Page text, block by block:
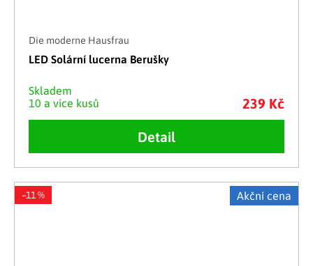
Die moderne Hausfrau
LED Solární lucerna Berušky
Skladem
10 a více kusů
239 Kč
Detail
Akční cena
–11 %